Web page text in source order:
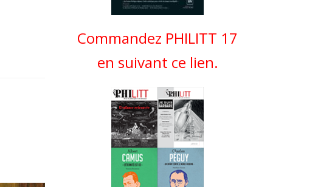
Commandez PHILITT 17
en suivant ce lien.